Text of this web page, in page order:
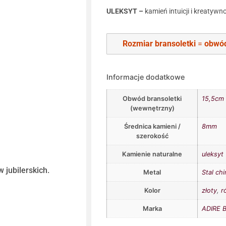
jubilerskich.
ULEKSYT – kamień intuicji i
Rozmiar bransoletki=
Informacje dodatkowe
Obwód bransoletki
(wewnętrzny)
15,5cm
Średnica kamieni /
szerokość
8mm
Kamienie naturalne uleksyt
Metal Stal
Kolor złoty,
Marka ADIRE